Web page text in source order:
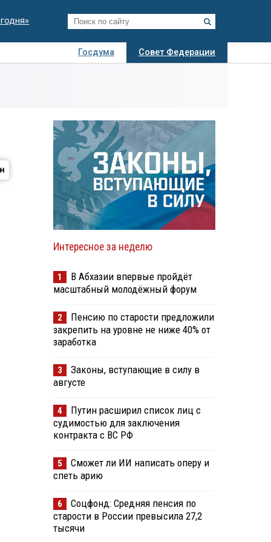
Госдума
Совет Федерации
Интересное за неделю
1
В Абхазии впервые пройдёт
масштабный молодёжный форум
2
Пенсию по старости предложили
закрепить на уровне не ниже 40% от
заработка
3
Законы, вступающие в силу в
августе
4
Путин расширил список лиц с
судимостью для заключения
контракта с ВС РФ
5
Сможет ли ИИ написать оперу и
спеть арию
6
Соцфонд: Средняя пенсия по
старости в России превысила 27,2
тысячи